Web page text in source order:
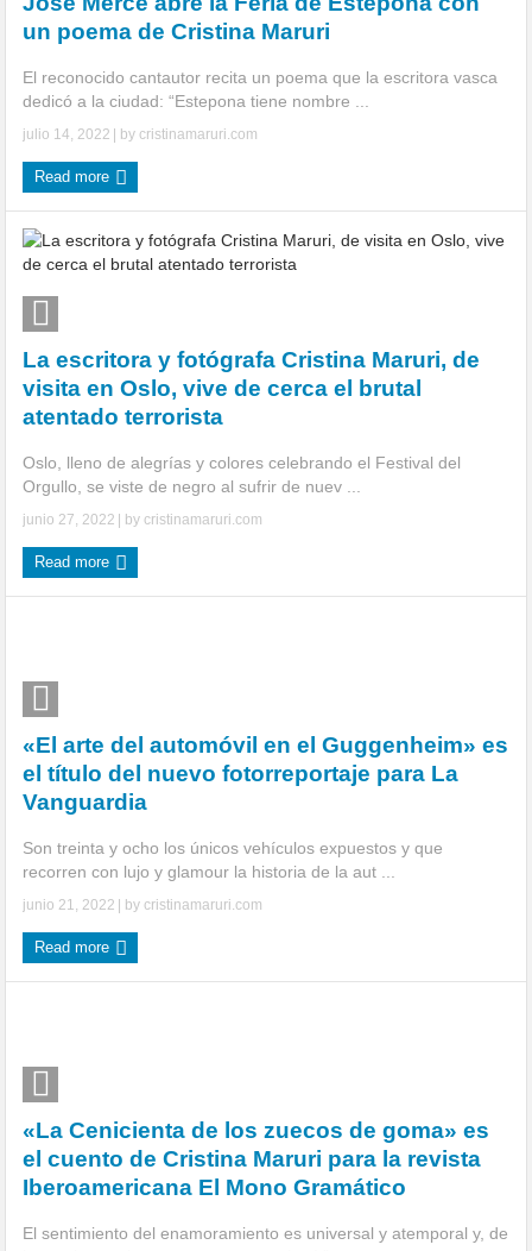
un poema de Cristina Maruri
El reconocido cantautor recita un poema que la escritora vasca
dedicó a la ciudad: “Estepona tiene nombre ...
julio 14, 2022 | bycristinamaruri.com
Read more
La escritora y fotógrafa Cristina Maruri, de
visita en Oslo, vive de cerca el brutal
atentado terrorista
Oslo, lleno de alegrías y colores celebrando el Festival del
Orgullo, se viste de negro al sufrir de nuev ...
junio 27, 2022 | bycristinamaruri.com
Read more
«El arte del automóvil en el Guggenheim» es
el título del nuevo fotorreportaje para La
Vanguardia
Son treinta y ocho los únicos vehículos expuestos y que
recorren con lujo y glamour la historia de la aut ...
junio 21, 2022 | bycristinamaruri.com
Read more
«La Cenicienta de los zuecos de goma» es
el cuento de Cristina Maruri para la revista
Iberoamericana El Mono Gramático
El sentimiento del enamoramiento es universal y atemporal y, de